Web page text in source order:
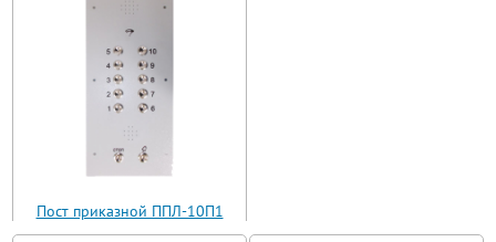
Пост приказной ППЛ-10П1
(ППЛ11-10)